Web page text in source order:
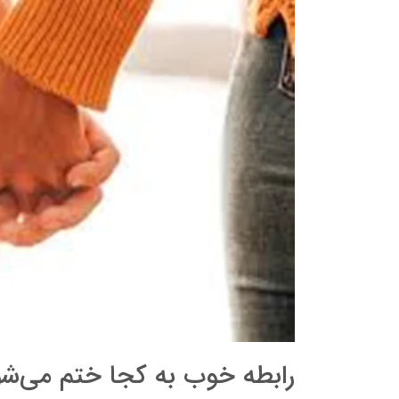
رابطه خوب به کجا ختم